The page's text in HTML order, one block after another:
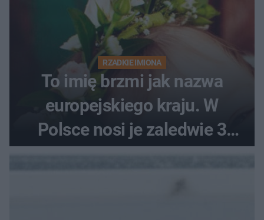
RZADKIE IMIONA
To imię brzmi jak nazwa
europejskiego kraju. W
Polsce nosi je zaledwie 3
kobiety